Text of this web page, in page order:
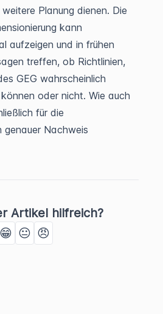
Planung dienen. Die
kann
aufzeigen und in frühen
treffen, ob Richtlinien,
GEG wahrscheinlich
oder nicht. Wie auch
für die
genauer Nachweis
Artikel hilfreich?
😁 😐 😠